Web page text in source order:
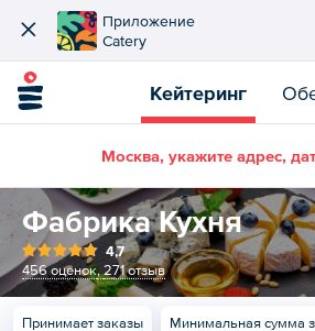
Приложение
Catery
Кейтеринг
Москва, укажите адрес,
Фабрика Кухня
4,7
456 оценок, 271 отзыв
Принимает заказы
Минимальная сумма